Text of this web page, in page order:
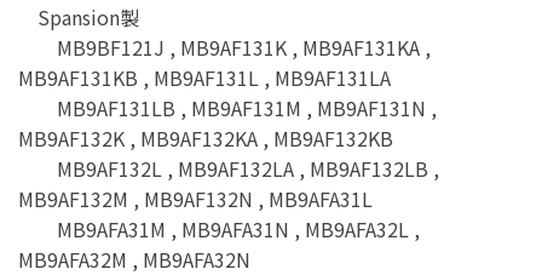
Spansion製
MB9BF121J , MB9AF131K , MB9AF131KA ,
MB9AF131KB , MB9AF131L , MB9AF131LA
MB9AF131LB , MB9AF131M , MB9AF131N ,
MB9AF132K , MB9AF132KA , MB9AF132KB
MB9AF132L , MB9AF132LA , MB9AF132LB ,
MB9AF132M , MB9AF132N , MB9AFA31L
MB9AFA31M , MB9AFA31N , MB9AFA32L ,
MB9AFA32M , MB9AFA32N